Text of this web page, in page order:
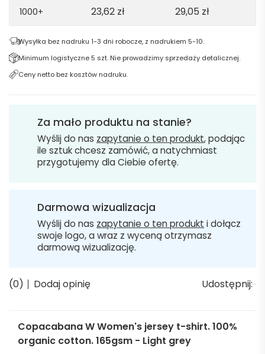
1000+ 23,62 zł 29,05 zł
Wysyłka bez nadruku 1-3 dni robocze, z nadrukiem 5-10.
Minimum logistyczne 5 szt. Nie prowadzimy sprzedaży detalicznej.
Ceny netto bez kosztów nadruku.
Za mało produktu na stanie?
Wyślij do nas zapytanie o ten produkt, podając
ile sztuk chcesz zamówić, a natychmiast
przygotujemy dla Ciebie ofertę.
Darmowa wizualizacja
Wyślij do nas zapytanie o ten produkt i dołącz
swoje logo, a wraz z wyceną otrzymasz
darmową wizualizację.
(0) Dodaj opinię Udostępnij:
Copacabana W Women's jersey t-shirt. 100%
organic cotton. 165gsm - Light grey